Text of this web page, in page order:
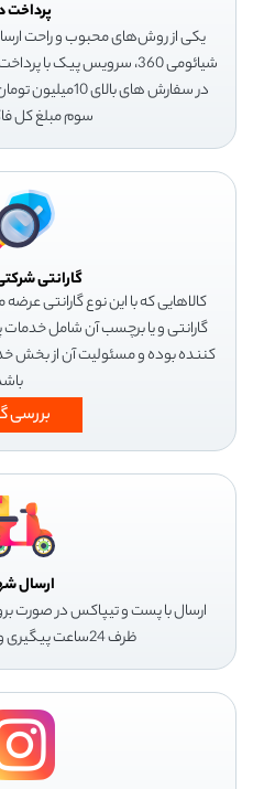
پرداخت
یکی از روش‌های محبوب و راحت
شیائومی 360، سرویس پیک
در سفارش های
سوم مبلغ کل
گارانتی
کالاهایی که با این نوع گارانتی
گارانتی و یا برچسب آن شامل
بررسی
ارسال
ارسال با پست و تیپاکس در صورت
ظرف 24ساعت پیگیری و ثبت شکایت فرمایید.